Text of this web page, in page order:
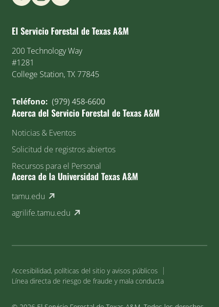
El Servicio Forestal de Texas A&M
200 Technology Way
#1281
College Station, TX 77845
Teléfono: (979) 458-6600
Acerca del Servicio Forestal de Texas A&M
Noticias & Eventos
Solicitud de registros abiertos
Recursos para el Personal
Acerca de la Universidad Texas A&M
tamu.edu (external link)
agrilife.tamu.edu (external link)
Accesibilidad, políticas del sitio y avisos públicos
Línea directa de riesgo de fraude y mala conducta